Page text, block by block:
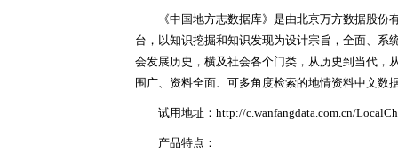
《中国地方志数据库》是由北京万方数据股
台，以知识挖掘和知识发现为设计宗旨，全面、系
会发展历史，横及社会各个门类，从历史到当代，
围广、资料全面、可多角度检索的地情资料中文数
试用地址：http://c.wanfangdata.com.cn/
产品特点：